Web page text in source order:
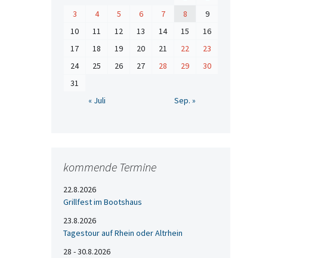
3
4 5 6 7 8
9
10
11 12 13 14 15
16
17
18 19 20 21 22
23
24
25 26 27 28 29
30
31
« Juli
Sep. »
kommende Termine
22.8.2026
Grillfest im Bootshaus
23.8.2026
Tagestour auf Rhein oder Altrhein
28 - 30.8.2026